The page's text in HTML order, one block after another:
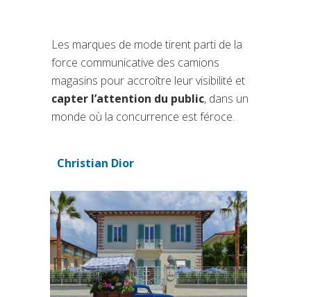
Les marques de mode tirent parti de la
force communicative des camions
magasins pour accroître leur visibilité et
capter l’attention du public, dans un
monde où la concurrence est féroce.
Christian Dior
(si apre in una nuova scheda)